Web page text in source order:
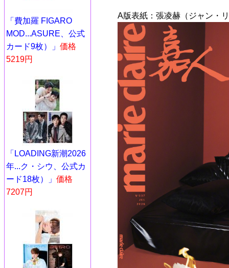
「費加羅 FIGARO
MOD...ASURE、公式
カード9枚）」 価格
5219円
「LOADING新潮2026
年...ク・シウ、公式カ
ード18枚）」 価格
7207円
A版表紙：張凌赫（ジャン・